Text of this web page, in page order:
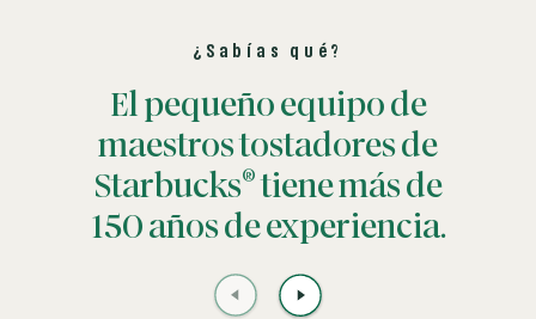
¿Sabías qué?
El pequeño equipo de
maestros tostadores de
Starbucks® tiene más de
150 años de experiencia.